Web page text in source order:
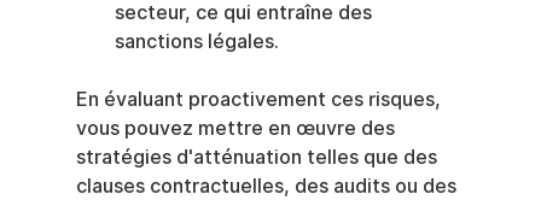
secteur, ce qui entraîne des
sanctions légales.
En évaluant proactivement ces risques,
vous pouvez mettre en œuvre des
stratégies d'atténuation telles que des
clauses contractuelles, des audits ou des